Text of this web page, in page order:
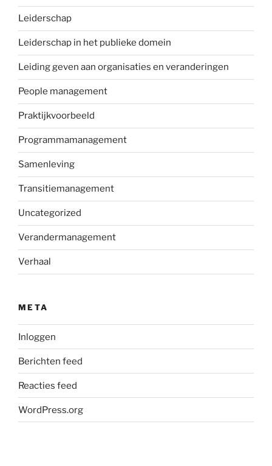
Leiderschap
Leiderschap in het publieke domein
Leiding geven aan organisaties en veranderingen
People management
Praktijkvoorbeeld
Programmamanagement
Samenleving
Transitiemanagement
Uncategorized
Verandermanagement
Verhaal
META
Inloggen
Berichten feed
Reacties feed
WordPress.org